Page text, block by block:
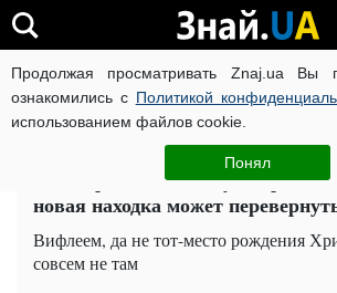
Продолжая просматривать Znaj.ua Вы
ознакомились с Политикой
использованием файлов cookie.
Понял
ВОЙНА РОССИИ ПРОТИВ УКРАИНЫ
Место рождения Иисуса Христа
новая находка может
Вифлеем, да не тот-место рождения
совсем не там